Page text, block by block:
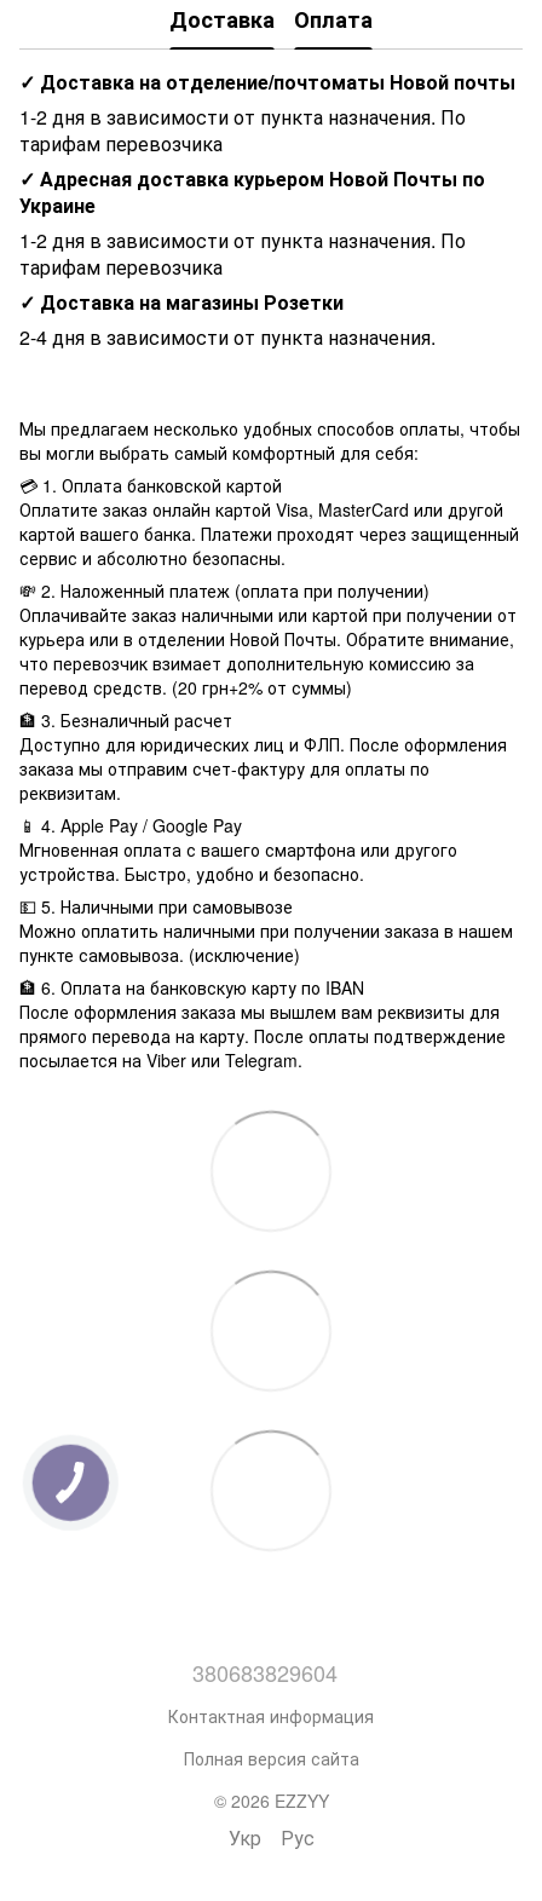
Доставка Оплата
✓ Доставка на отделение/почтоматы Новой почты
1-2 дня в зависимости от пункта назначения. По
тарифам перевозчика
✓ Адресная доставка курьером Новой Почты по
Украине
1-2 дня в зависимости от пункта назначения. По
тарифам перевозчика
✓ Доставка на магазины Розетки
2-4 дня в зависимости от пункта назначения.
Мы предлагаем несколько удобных способов оплаты, чтобы
вы могли выбрать самый комфортный для себя:
💳 1. Оплата банковской картой
Оплатите заказ онлайн картой Visa, MasterCard или другой
картой вашего банка. Платежи проходят через защищенный
сервис и абсолютно безопасны.
💸 2. Наложенный платеж (оплата при получении)
Оплачивайте заказ наличными или картой при получении от
курьера или в отделении Новой Почты. Обратите внимание,
что перевозчик взимает дополнительную комиссию за
перевод средств. (20 грн+2% от суммы)
🏦 3. Безналичный расчет
Доступно для юридических лиц и ФЛП. После оформления
заказа мы отправим счет-фактуру для оплаты по
реквизитам.
📱 4. Apple Pay / Google Pay
Мгновенная оплата с вашего смартфона или другого
устройства. Быстро, удобно и безопасно.
💵 5. Наличными при самовывозе
Можно оплатить наличными при получении заказа в нашем
пункте самовывоза. (исключение)
🏦 6. Оплата на банковскую карту по IBAN
После оформления заказа мы вышлем вам реквизиты для
прямого перевода на карту. После оплаты подтверждение
посылается на Viber или Telegram.
380683829604
Контактная информация
Полная версия сайта
© 2026 EZZYY
Укр Рус